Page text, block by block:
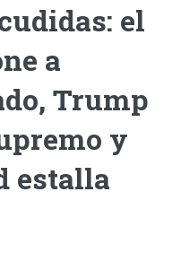
el
a
Trump
y
estalla